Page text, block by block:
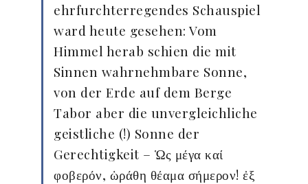
ehrfurchterregendes Schauspiel
ward heute gesehen: Vom
Himmel herab schien die mit
Sinnen wahrnehmbare Sonne,
von der Erde auf dem Berge
Tabor aber die unvergleichliche
geistliche (!) Sonne der
Gerechtigkeit – Ὡς μέγα καί
φοβερόν, ὡράθη θέαμα σήμερον! ἐξ